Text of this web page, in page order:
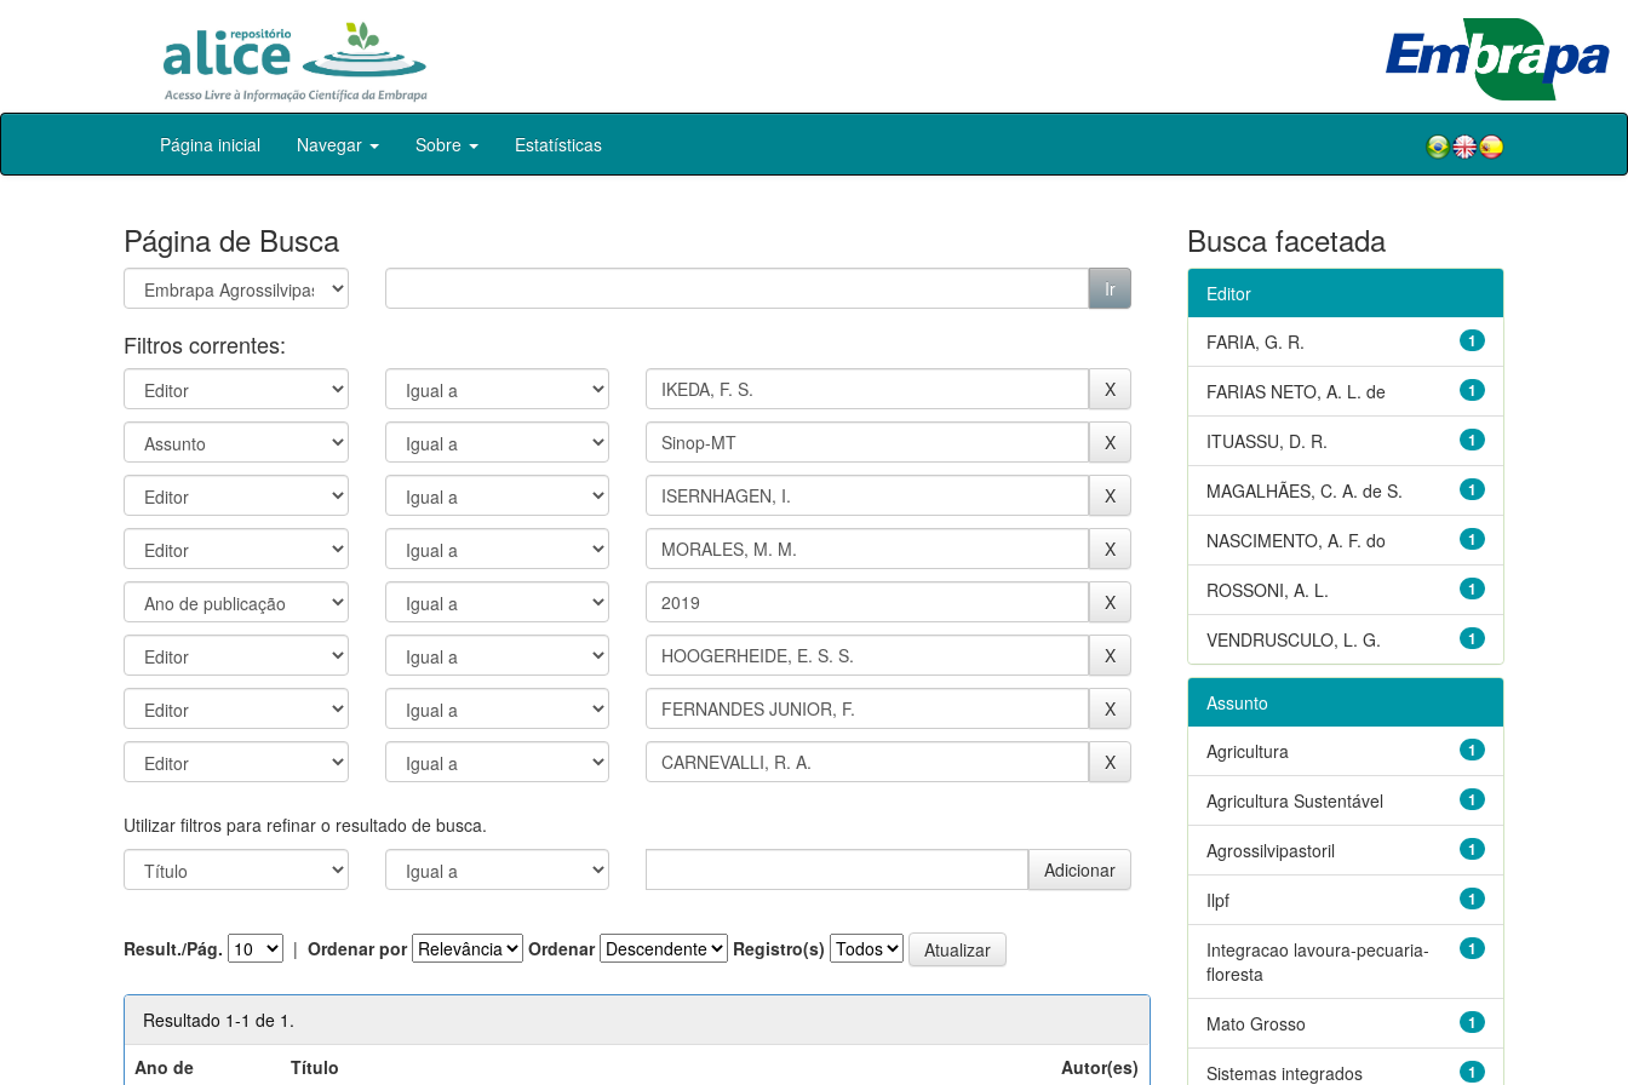
Skip
Página inicial Navegar Sobre Estatísticas
Página de Busca
Filtros correntes:
Utilizar filtros para refinar o resultado de busca.
Result./Pág. | Ordenar por Ordenar Registro(s)
Resultado 1-1 de 1.
Ano de
Título Autor(es)
Busca facetada
Editor
1
FARIA, G. R.
1
FARIAS NETO, A. L. de
1
ITUASSU, D. R.
1
MAGALHÃES, C. A. de S.
1
NASCIMENTO, A. F. do
1
ROSSONI, A. L.
1
VENDRUSCULO, L. G.
Assunto
1
Agricultura
1
Agricultura Sustentável
1
Agrossilvipastoril
1
Ilpf
1
Integracao lavoura-pecuaria-
floresta
1
Mato Grosso
1
Sistemas integrados